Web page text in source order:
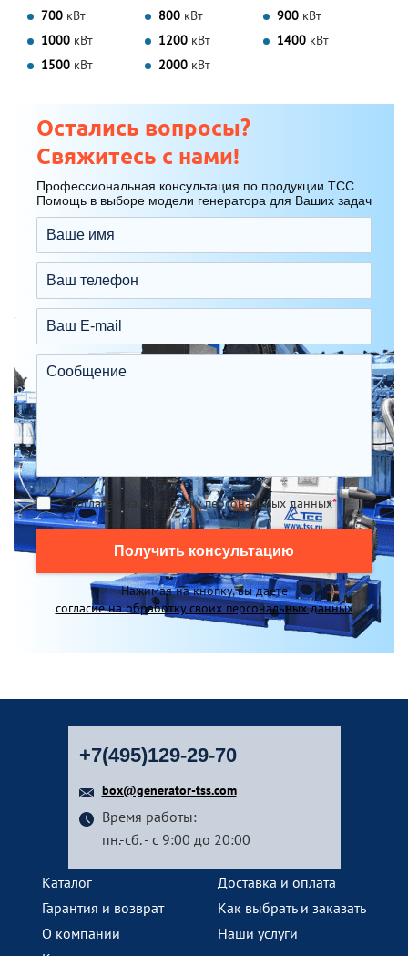
700 кВт 800 кВт 900 кВт
1000 кВт 1200 кВт 1400 кВт
1500 кВт 2000 кВт
Остались вопросы?
Свяжитесь с нами!
Профессиональная консультация по продукции ТСС.
Помощь в выборе модели генератора для Ваших задач
Я согласен на обработку персональных данных*
Получить консультацию
Нажимая на кнопку, вы даете
согласие на обработку своих персональных данных
+7(495)129-29-70
box@generator-tss.com
Время работы:
пн.-сб. - с 9:00 до 20:00
Каталог
Доставка и оплата
Гарантия и возврат
Как выбрать и заказать
О компании
Наши услуги